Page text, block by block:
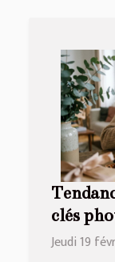
clés
Jeudi 19